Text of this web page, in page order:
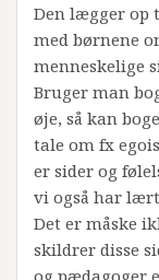
Den lægger op
med børnene
menneskelige
Bruger man
øje, så kan
tale om fx
er sider og
vi også har lært
Det er måske
skildrer disse
og pædagoger